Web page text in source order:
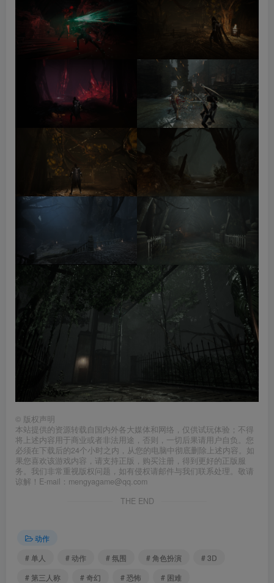
© 版权声明
本站提供的资源转载自国内外各大媒体和网络，仅供试玩体验；不得
将上述内容用于商业或者非法用途，否则，一切后果请用户自负。您
必须在下载后的24个小时之内，从您的电脑中彻底删除上述内容。如
果您喜欢该游戏内容，请支持正版，购买注册，得到更好的正版服
务。我们非常重视版权问题，如有侵权请邮件与我们联系处理。敬请
谅解！E-mail：mengyagame@qq.com
THE END
动作
# 单人
# 动作 # 氛围 # 角色扮演
# 3D
# 第三人称
# 奇幻 # 恐怖
# 困难